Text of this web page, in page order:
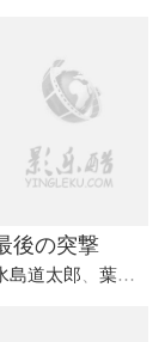
後の突撃
島道太郎 葉山良二